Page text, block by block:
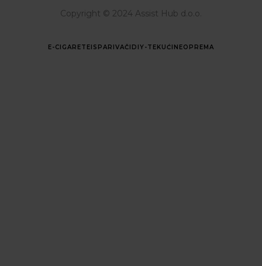
Copyright © 2024 Assist Hub d.o.o.
E-CIGARETEISPARIVAČI DIY-TEKUĆINEOPREMA